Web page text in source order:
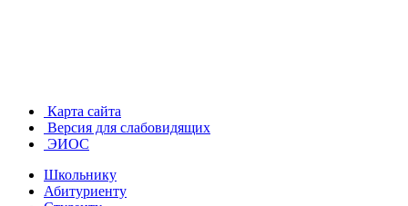
Карта сайта
Версия для слабовидящих
ЭИОС
Школьнику
Абитуриенту